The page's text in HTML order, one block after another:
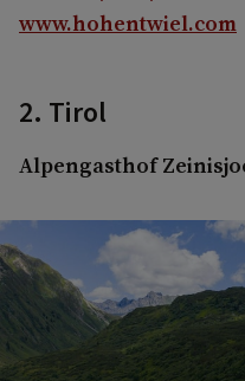
www.hohentwiel.com
2. Tirol
Alpengasthof